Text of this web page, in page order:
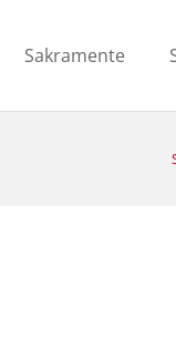
Sakramente